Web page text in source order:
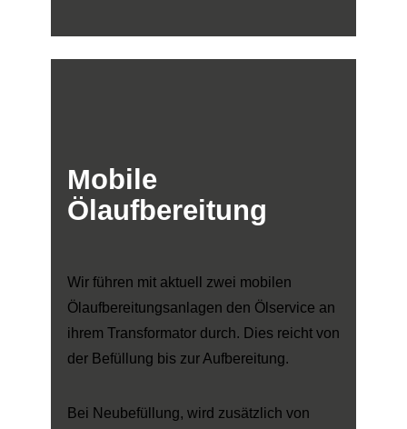
Mobile
Ölaufbereitung
Wir führen mit aktuell zwei mobilen
Ölaufbereitungsanlagen den Ölservice an
ihrem Transformator durch. Dies reicht von
der Befüllung bis zur Aufbereitung.
Bei Neubefüllung, wird zusätzlich von